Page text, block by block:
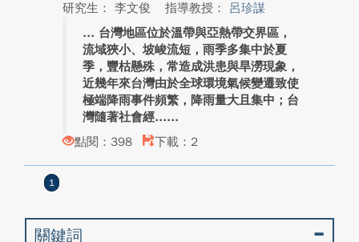
研究生： 李文俊
指導教授： 呂珍謀
台灣地區位於溫帶與亞熱帶交界區，
流域狹小、坡峻流短，雨季多集中於夏
季，豐枯懸殊，常造成洪患與旱澇現象，
近幾年來台灣由於全球環境氣候變遷致使
極端降雨事件頻繁，降雨量大且集中；台
灣隨著社會經...
點閱：398
下載：2
1
關鍵詞